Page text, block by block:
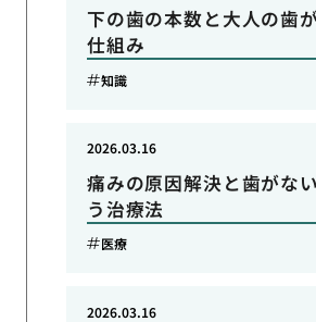
下の歯の本数と大人の歯
仕組み
知識
痛みの原因解決と歯がな
う治療法
2026.03.16
医療
2026.03.16